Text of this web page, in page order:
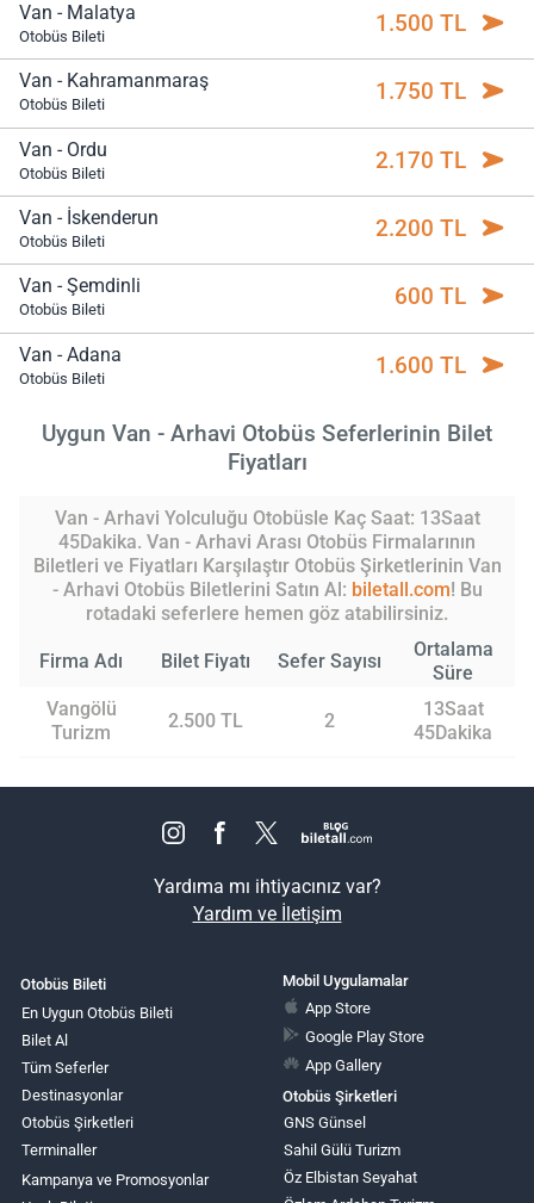
Van - Malatya
Otobüs Bileti 1.500 TL
Van - Kahramanmaraş
Otobüs Bileti 1.750 TL
Van - Ordu
Otobüs Bileti 2.170 TL
Van - İskenderun
Otobüs Bileti 2.200 TL
Van - Şemdinli
Otobüs Bileti 600 TL
Van - Adana
Otobüs Bileti 1.600 TL
Uygun Van - Arhavi Otobüs Seferlerinin Bilet
Fiyatları
Van - Arhavi Yolculuğu Otobüsle Kaç Saat: 13Saat
45Dakika. Van - Arhavi Arası Otobüs Firmalarının
Biletleri ve Fiyatları Karşılaştır Otobüs Şirketlerinin Van
- Arhavi Otobüs Biletlerini Satın Al: biletall.com! Bu
rotadaki seferlere hemen göz atabilirsiniz.
Firma Adı Bilet Fiyatı Sefer Sayısı
Ortalama
Süre
Vangölü
Turizm
2.500 TL 2
13Saat
45Dakika
Yardıma mı ihtiyacınız var?
Yardım ve İletişim
Otobüs Bileti
En Uygun Otobüs Bileti
Bilet Al
Tüm Seferler
Destinasyonlar
Otobüs Şirketleri
Terminaller
Kampanya ve Promosyonlar
Mobil Uygulamalar
App Store
Google Play Store
App Gallery
Otobüs Şirketleri
GNS Günsel
Sahil Gülü Turizm
Öz Elbistan Seyahat